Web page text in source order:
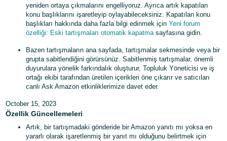
yeniden ortaya çıkmalarını engelliyoruz. Ayrıca artık kapatılan
konu başlıklarını işaretleyip oylayabileceksiniz. Kapatılan konu
başlıkları hakkında daha fazla bilgi edinmek içinYeni forum
özelliği: Eski tartışmaları otomatik kapatmasayfasına gidin.
Bazen tartışmaların ana sayfada, tartışmalar sekmesinde veya bir
grupta sabitlendiğini görürsünüz. Sabitlenmiş tartışmalar, önemli
duyurulara yönelik farkındalık oluşturur, Topluluk Yöneticisi ve iş
ortağı ekibi tarafından üretilen içerikleri öne çıkarır ve satıcıları
canlı Ask Amazon etkinliklerimize davet eder.
October 15, 2023
Özellik Güncellemeleri
Artık, bir tartışmadaki gönderide bir Amazon yanıtı mı yoksa en
yararlı olarak işaretlenmiş bir yanıt mı olduğunu belirtmek için